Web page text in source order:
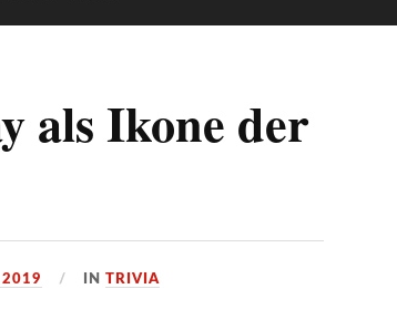
als Ikone der
2019 INTRIVIA